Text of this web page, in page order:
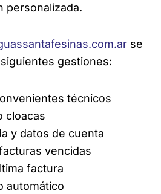
personalizada.
se
gestiones:
técnicos
cloacas
y datos de cuenta
vencidas
factura
automático